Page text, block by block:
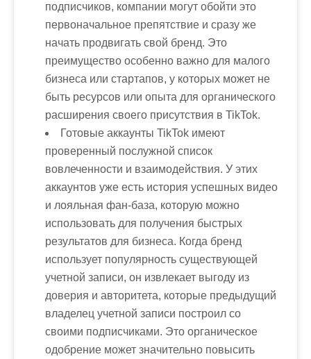
подписчиков, компании могут обойти это
первоначальное препятствие и сразу же
начать продвигать свой бренд. Это
преимущество особенно важно для малого
бизнеса или стартапов, у которых может не
быть ресурсов или опыта для органического
расширения своего присутствия в TikTok.
Готовые аккаунты TikTok имеют
проверенный послужной список
вовлеченности и взаимодействия. У этих
аккаунтов уже есть история успешных видео
и лояльная фан-база, которую можно
использовать для получения быстрых
результатов для бизнеса. Когда бренд
использует популярность существующей
учетной записи, он извлекает выгоду из
доверия и авторитета, которые предыдущий
владелец учетной записи построил со
своими подписчиками. Это органическое
одобрение может значительно повысить